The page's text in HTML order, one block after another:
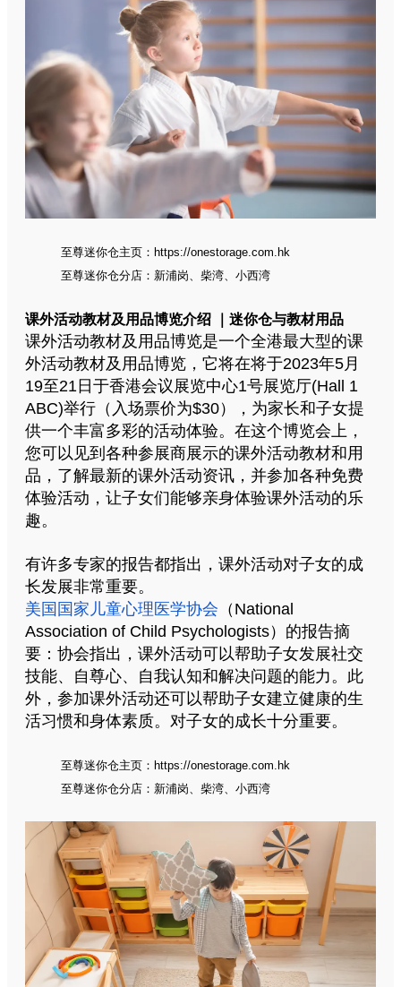
至尊迷你仓主页： https://onestorage.com.hk
至尊迷你仓分店： 新浦岗、 柴湾、 小西湾
课外活动教材及用品博览介绍 ｜迷你仓与教材用品
课外活动教材及用品博览是一个全港最大型的课
外活动教材及用品博览，它将在将于2023年5月
19至21日于香港会议展览中心1号展览厅(Hall 1
ABC)举行（入场票价为$30），为家长和子女提
供一个丰富多彩的活动体验。在这个博览会上，
您可以见到各种参展商展示的课外活动教材和用
品，了解最新的课外活动资讯，并参加各种免费
体验活动，让子女们能够亲身体验课外活动的乐
趣。
有许多专家的报告都指出，课外活动对子女的成
长发展非常重要。
美国国家儿童心理医学协会 （National
Association of Child Psychologists）的报告摘
要：协会指出，课外活动可以帮助子女发展社交
技能、自尊心、自我认知和解决问题的能力。此
外，参加课外活动还可以帮助子女建立健康的生
活习惯和身体素质。对子女的成长十分重要。
至尊迷你仓主页： https://onestorage.com.hk
至尊迷你仓分店： 新浦岗、 柴湾、 小西湾